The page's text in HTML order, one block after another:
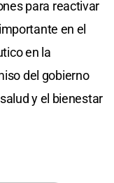
para reactivar
en el
en la
del gobierno
y el bienestar